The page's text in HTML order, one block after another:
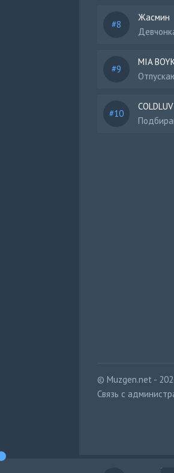
Жасмин
MIA
COLDLUV
© Muzgen.net -
Связь с